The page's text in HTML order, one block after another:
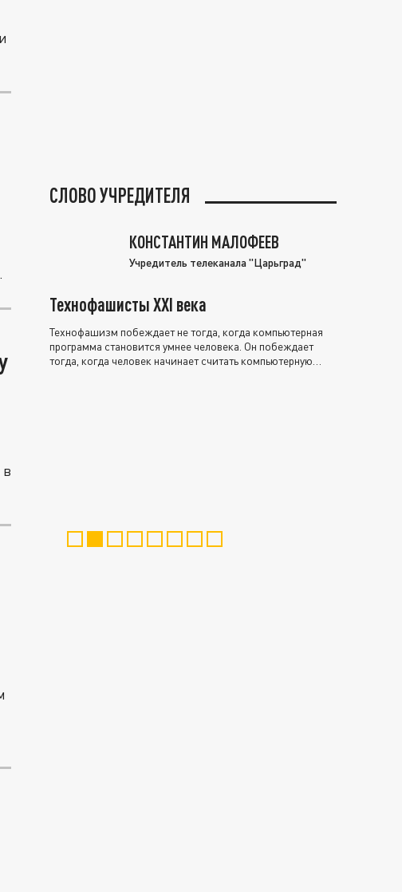
СЛОВО УЧРЕДИТЕЛЯ
КОНСТАНТИН МАЛОФЕЕВ
Учредитель телеканала "Царьград"
Технофашисты XXI века
Технофашизм побеждает не тогда, когда компьютерная
программа становится умнее человека. Он побеждает
тогда, когда человек начинает считать компьютерную